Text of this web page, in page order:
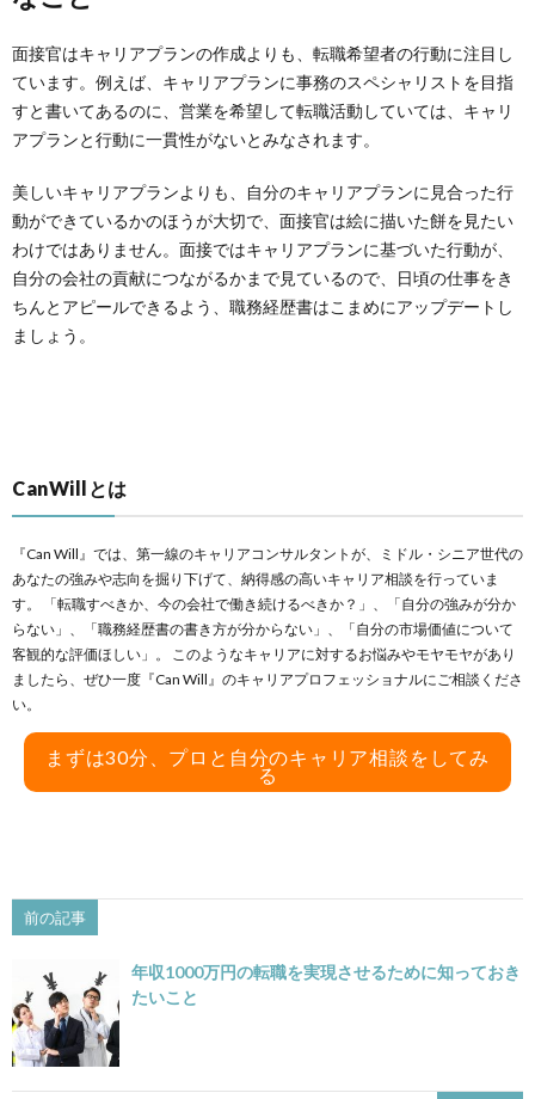
面接官はキャリアプランの作成よりも、転職希望者の行動に注目し
ています。例えば、キャリアプランに事務のスペシャリストを目指
すと書いてあるのに、営業を希望して転職活動していては、キャリ
アプランと行動に一貫性がないとみなされます。
美しいキャリアプランよりも、自分のキャリアプランに見合った行
動ができているかのほうが大切で、面接官は絵に描いた餅を見たい
わけではありません。面接ではキャリアプランに基づいた行動が、
自分の会社の貢献につながるかまで見ているので、日頃の仕事をき
ちんとアピールできるよう、職務経歴書はこまめにアップデートし
ましょう。
CanWillとは
『Can Will』では、第一線のキャリアコンサルタントが、ミドル・シニア世代の
あなたの強みや志向を掘り下げて、納得感の高いキャリア相談を行っていま
す。 「転職すべきか、今の会社で働き続けるべきか？」、「自分の強みが分か
らない」、「職務経歴書の書き方が分からない」、「自分の市場価値について
客観的な評価ほしい」。 このようなキャリアに対するお悩みやモヤモヤがあり
ましたら、ぜひ一度『Can Will』のキャリアプロフェッショナルにご相談くださ
い。
まずは30分、プロと自分のキャリア相談をしてみ
る
前の記事
年収1000万円の転職を実現させるために知っておき
たいこと